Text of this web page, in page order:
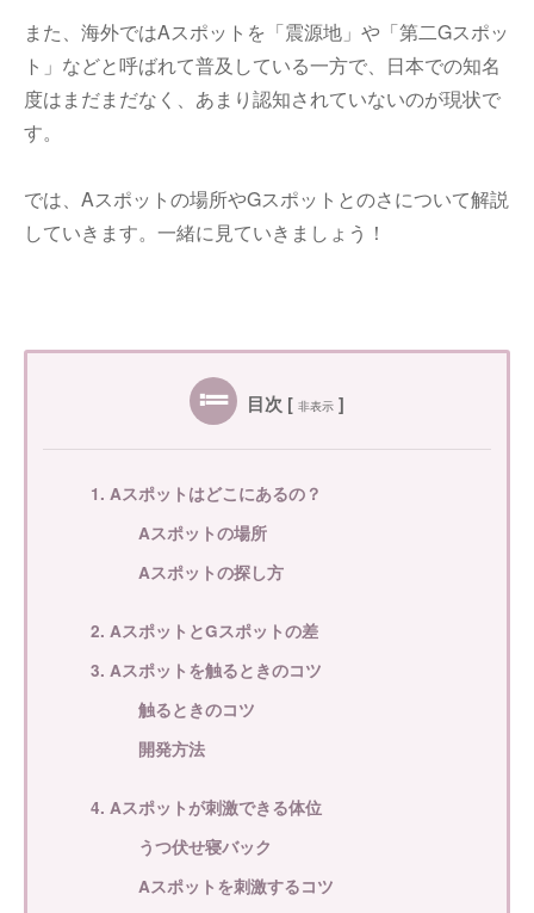
また、海外ではAスポットを「震源地」や「第二Gスポッ
ト」などと呼ばれて普及している一方で、日本での知名
度はまだまだなく、あまり認知されていないのが現状で
す。
では、Aスポットの場所やGスポットとのさについて解説
していきます。一緒に見ていきましょう！
目次 [ 非表示 ]
1. Aスポットはどこにあるの？
Aスポットの場所
Aスポットの探し方
2. AスポットとGスポットの差
3. Aスポットを触るときのコツ
触るときのコツ
開発方法
4. Aスポットが刺激できる体位
うつ伏せ寝バック
Aスポットを刺激するコツ